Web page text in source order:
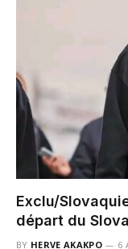
Exclu/
départ du
BY HERVE AKAKPO 6